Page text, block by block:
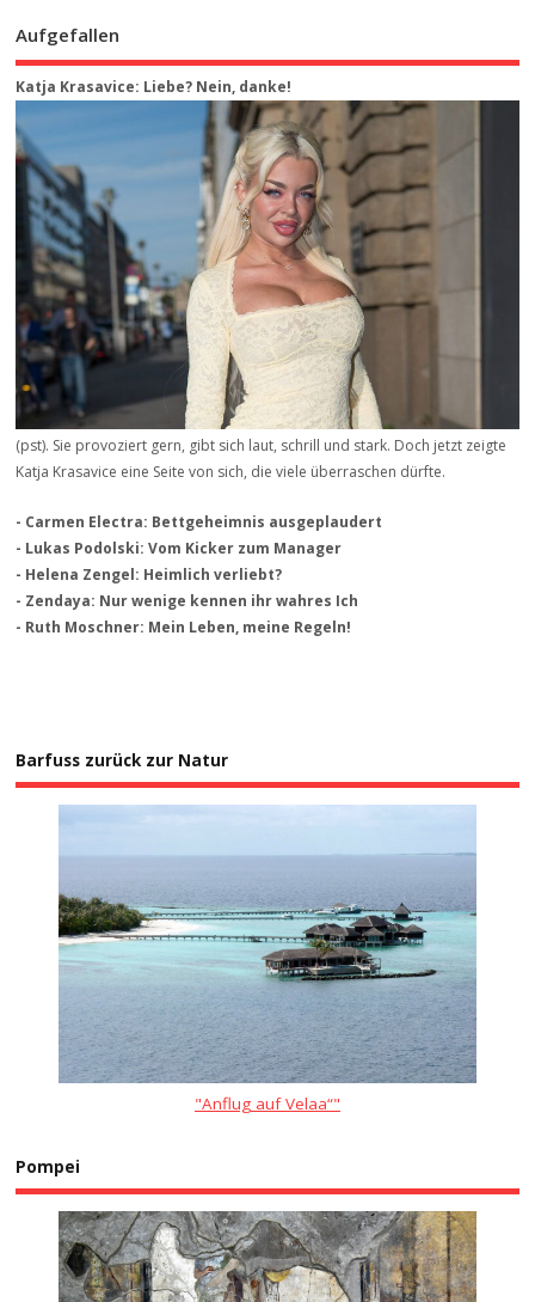
Aufgefallen
Katja Krasavice: Liebe? Nein, danke!
(pst). Sie provoziert gern, gibt sich laut, schrill und stark. Doch jetzt zeigte
Katja Krasavice eine Seite von sich, die viele überraschen dürfte.
- Carmen Electra: Bettgeheimnis ausgeplaudert
- Lukas Podolski: Vom Kicker zum Manager
- Helena Zengel: Heimlich verliebt?
- Zendaya: Nur wenige kennen ihr wahres Ich
- Ruth Moschner: Mein Leben, meine Regeln!
Barfuss zurück zur Natur
"Anflug auf Velaa“"
Pompei